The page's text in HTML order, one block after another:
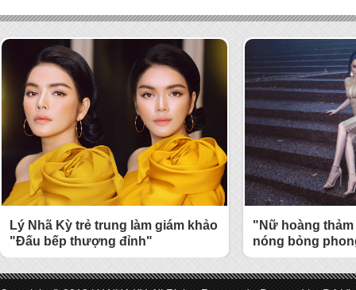
Lý Nhã Kỳ trẻ trung làm giám khảo
"Đấu bếp thượng đỉnh"
"Nữ hoàng
nóng bỏng